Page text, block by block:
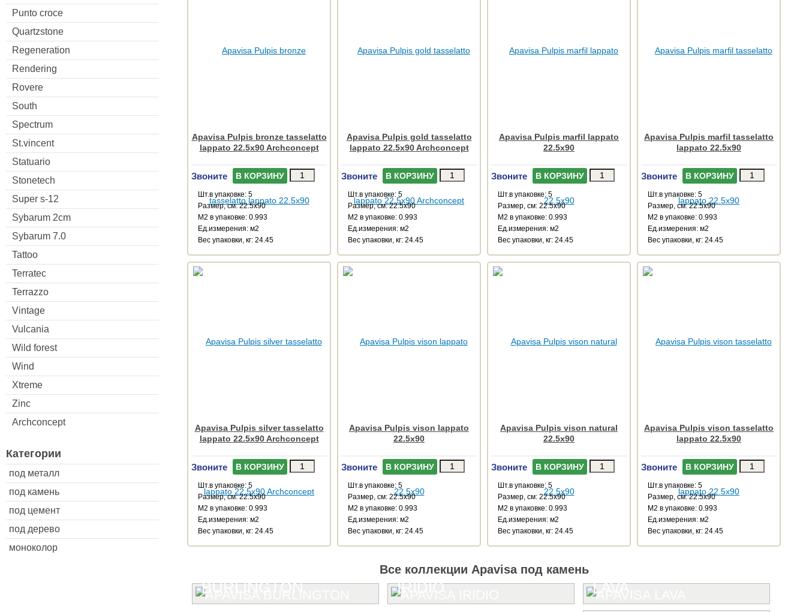
Punto croce
Quartzstone
Regeneration
Rendering
Rovere
South
Spectrum
St.vincent
Statuario
Stonetech
Super s-12
Sybarum 2cm
Sybarum 7.0
Tattoo
Terratec
Terrazzo
Vintage
Vulcania
Wild forest
Wind
Xtreme
Zinc
Archconcept
Категории
под металл
под камень
под цемент
под дерево
моноколор
Apavisa Pulpis bronze tasselatto
lappato 22.5x90 Archconcept
Звоните В КОРЗИНУ
Шт.в упаковке: 5
Размер, см: 22.5x90
М2 в упаковке: 0.993
Ед.измерения: м2
Веc упаковки, кг: 24.45
Apavisa Pulpis gold tasselatto
lappato 22.5x90 Archconcept
Звоните В КОРЗИНУ
Шт.в упаковке: 5
Размер, см: 22.5x90
М2 в упаковке: 0.993
Ед.измерения: м2
Веc упаковки, кг: 24.45
Apavisa Pulpis marfil lappato
22.5x90
Звоните В КОРЗИНУ
Шт.в упаковке: 5
Размер, см: 22.5x90
М2 в упаковке: 0.993
Ед.измерения: м2
Веc упаковки, кг: 24.45
Apavisa Pulpis marfil tasselatto
lappato 22.5x90
Звоните В КОРЗИНУ
Шт.в упаковке: 5
Размер, см: 22.5x90
М2 в упаковке: 0.993
Ед.измерения: м2
Веc упаковки, кг: 24.45
Apavisa Pulpis silver tasselatto
lappato 22.5x90 Archconcept
Звоните В КОРЗИНУ
Шт.в упаковке: 5
Размер, см: 22.5x90
М2 в упаковке: 0.993
Ед.измерения: м2
Веc упаковки, кг: 24.45
Apavisa Pulpis vison lappato
22.5x90
Звоните В КОРЗИНУ
Шт.в упаковке: 5
Размер, см: 22.5x90
М2 в упаковке: 0.993
Ед.измерения: м2
Веc упаковки, кг: 24.45
Apavisa Pulpis vison natural
22.5x90
Звоните В КОРЗИНУ
Шт.в упаковке: 5
Размер, см: 22.5x90
М2 в упаковке: 0.993
Ед.измерения: м2
Веc упаковки, кг: 24.45
Apavisa Pulpis vison tasselatto
lappato 22.5x90
Звоните В КОРЗИНУ
Шт.в упаковке: 5
Размер, см: 22.5x90
М2 в упаковке: 0.993
Ед.измерения: м2
Веc упаковки, кг: 24.45
Все коллекции Apavisa под камень
BURLINGTON IRIDIO LAVA